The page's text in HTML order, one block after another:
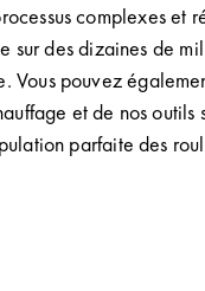
complexes et
sur des dizaines de
Vous pouvez
et de nos outils
parfaite des